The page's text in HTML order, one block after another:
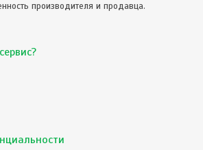
производителя и продавца.